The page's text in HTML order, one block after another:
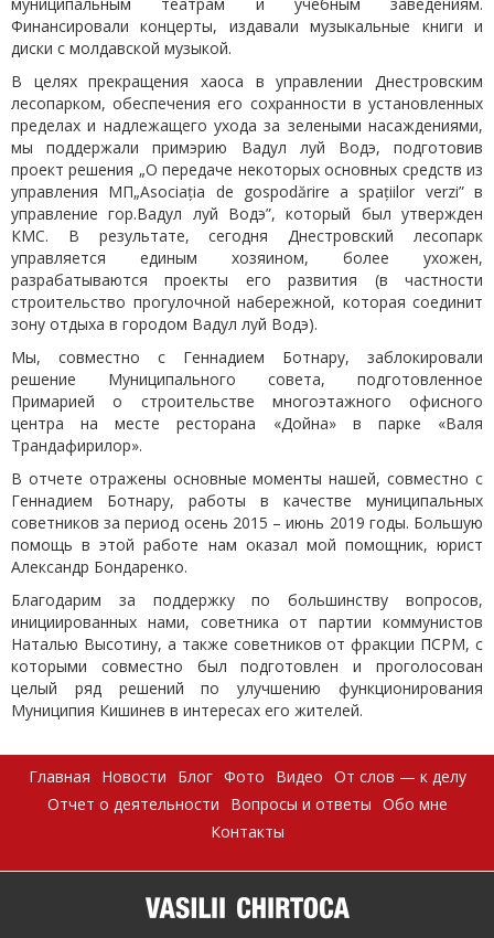
Финансировали концерты, издавали музыкальные книги и
диски с молдавской музыкой.
В целях прекращения хаоса в управлении Днестровским
лесопарком, обеспечения его сохранности в установленных
пределах и надлежащего ухода за зелеными насаждениями,
мы поддержали примэрию Вадул луй Водэ, подготовив
проект решения „О передаче некоторых основных средств из
управления МП„Asociația de gospodărire a spațiilor verzi” в
управление гор.Вадул луй Водэ”, который был утвержден
КМС. В результате, сегодня Днестровский лесопарк
управляется единым хозяином, более ухожен,
разрабатываются проекты его развития (в частности
строительство прогулочной набережной, которая соединит
зону отдыха в городом Вадул луй Водэ).
Мы, совместно с Геннадием Ботнару, заблокировали
решение Муниципального совета, подготовленное
Примарией о строительстве многоэтажного офисного
центра на месте ресторана «Дойна» в парке «Валя
Трандафирилор».
В отчете отражены основные моменты нашей, совместно с
Геннадием Ботнару, работы в качестве муниципальных
советников за период осень 2015 – июнь 2019 годы. Большую
помощь в этой работе нам оказал мой помощник, юрист
Александр Бондаренко.
Благодарим за поддержку по большинству вопросов,
инициированных нами, советника от партии коммунистов
Наталью Высотину, а также советников от фракции ПСРМ, с
которыми совместно был подготовлен и проголосован
целый ряд решений по улучшению функционирования
Муниципия Кишинев в интересах его жителей.
Главная Новости Блог Фото Видео От слов — к делу
Отчет о деятельности
Вопросы и ответы Обо мне
Контакты